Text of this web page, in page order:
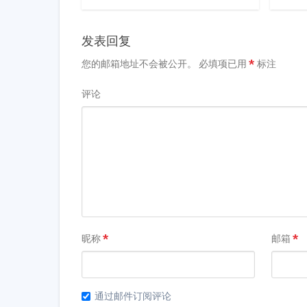
发表回复
您的邮箱地址不会被公开。 必填项已用 * 标注
评论
昵称* 邮箱 *
通过邮件订阅评论